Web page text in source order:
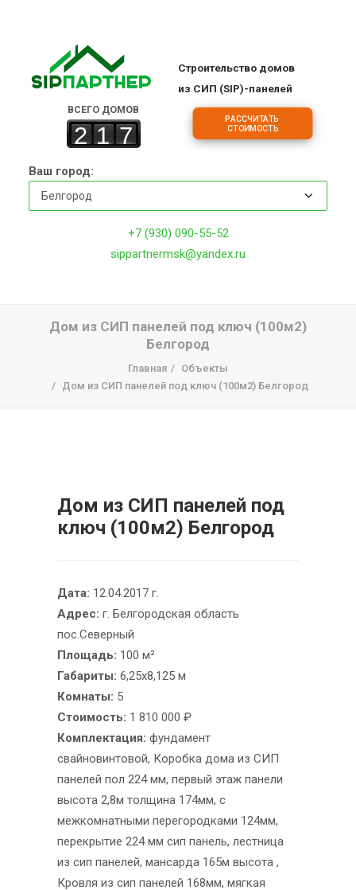
ПРОЕКТЫ
ОБЪЕКТЫ
ДОМА
ИПОТЕКА НА СТРОИТЕЛЬСТВО
Строительство домов
из СИП (SIP)-панелей
ВСЕГО ДОМОВ
2 1 7
РАССЧИТАТЬ
СТОИМОСТЬ
Ваш город:
+7 (930) 090-55-52
sippartnermsk@yandex.ru
Дом из СИП панелей под ключ (100м2)
Белгород
Главная
Объекты
Дом из СИП панелей под ключ (100м2) Белгород
Дом из СИП панелей под
ключ (100м2) Белгород
Дата: 12.04.2017 г.
Адрес: г. Белгородская область
пос.Северный
Площадь: 100 м²
Габариты: 6,25х8,125 м
Комнаты: 5
Стоимость: 1 810 000 ₽
Комплектация: фундамент
свайновинтовой, Коробка дома из СИП
панелей пол 224 мм, первый этаж панели
высота 2,8м толщина 174мм, с
межкомнатными перегородками 124мм,
перекрытие 224 мм сип панель, лестница
из сип панелей, мансарда 165м высота ,
Кровля из сип панелей 168мм, мягкая